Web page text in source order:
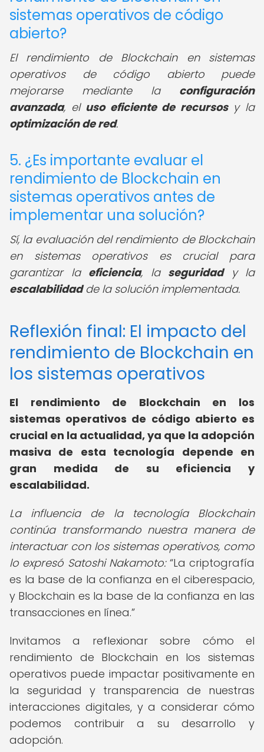
sistemas operativos de código
abierto?
El rendimiento de Blockchain en sistemas
operativos de código abierto puede
mejorarse mediante la configuración
avanzada, el uso eficiente de recursosy la
optimización de red.
5. ¿Es importante evaluar el
rendimiento de Blockchain en
sistemas operativos antes de
implementar una solución?
Sí, la evaluación del rendimiento de Blockchain
en sistemas operativos es crucial para
garantizar la eficiencia, la seguridady la
escalabilidadde la solución implementada.
Reflexión final: El impacto del
rendimiento de Blockchain en
los sistemas operativos
El rendimiento de Blockchain en los
sistemas operativos de código abierto es
crucial en la actualidad, ya que la adopción
masiva de esta tecnología depende en
gran medida de su eficiencia y
escalabilidad.
La influencia de la tecnología Blockchain
continúa transformando nuestra manera de
interactuar con los sistemas operativos, como
lo expresó Satoshi Nakamoto: La criptografía
es la base de la confianza en el ciberespacio,
y Blockchain es la base de la confianza en las
transacciones en línea.
Invitamos a reflexionar sobre cómo el
rendimiento de Blockchain en los sistemas
operativos puede impactar positivamente en
la seguridad y transparencia de nuestras
interacciones digitales, y a considerar cómo
podemos contribuir a su desarrollo y
adopción.